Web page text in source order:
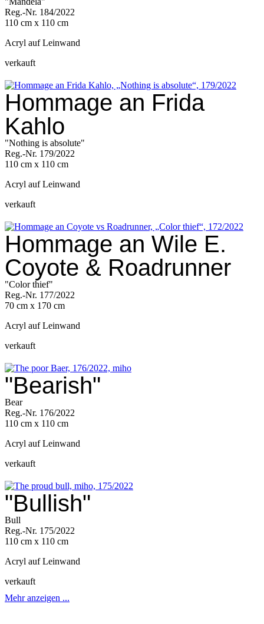
Reg.-Nr. 184/2022
110 cm x 110 cm
Acryl auf Leinwand
verkauft
Hommage an Frida
Kahlo
"Nothing is absolute"
Reg.-Nr. 179/2022
110 cm x 110 cm
Acryl auf Leinwand
verkauft
Hommage an Wile E.
Coyote & Roadrunner
"Color thief"
Reg.-Nr. 177/2022
70 cm x 170 cm
Acryl auf Leinwand
verkauft
"Bearish"
Bear
Reg.-Nr. 176/2022
110 cm x 110 cm
Acryl auf Leinwand
verkauft
"Bullish"
Bull
Reg.-Nr. 175/2022
110 cm x 110 cm
Acryl auf Leinwand
verkauft
Mehr anzeigen ...